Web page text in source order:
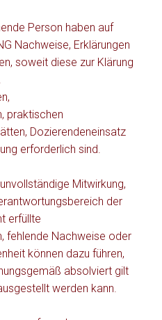
Person haben auf
Nachweise, Erklärungen
soweit diese zur Klärung
praktischen
Dozierendeneinsatz
erforderlich sind.
Mitwirkung,
der
erfüllte
fehlende Nachweise oder
können dazu führen,
absolviert gilt
werden kann.